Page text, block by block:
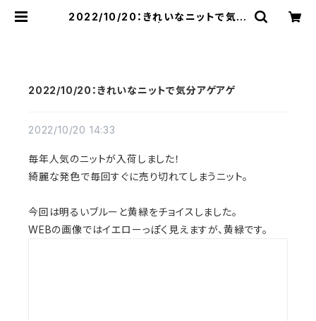
2022/10/20：きれいなニットで気分
2022/10/20：きれいなニットで気分アゲアゲ
2022/10/20 14:33
毎年人気のニットが入荷しました！
綺麗な発色で毎回すぐに売り切れてしまうニット。
今回は明るいブルーと黄緑をチョイスしました。
WEBの画像ではイエローっぽく見えますが、黄緑です。